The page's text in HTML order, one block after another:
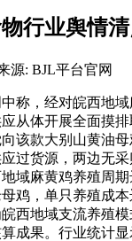
行业舆情
源: BJL平台官网
，经对皖西地域
从体开展全面摸排
该款大别山黄油
过货源，两边无
域麻黄鸡养殖周期
鸡，单只养殖成本
西地域支流养殖
成果。行业统计